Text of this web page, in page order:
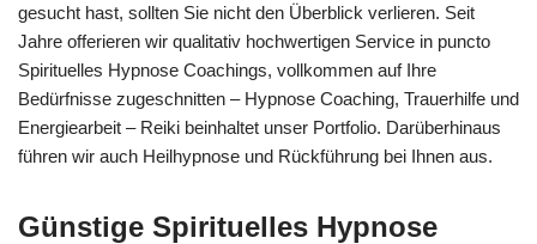
gesucht hast, sollten Sie nicht den Überblick verlieren. Seit
Jahre offerieren wir qualitativ hochwertigen Service in puncto
Spirituelles Hypnose Coachings, vollkommen auf Ihre
Bedürfnisse zugeschnitten – Hypnose Coaching, Trauerhilfe und
Energiearbeit – Reiki beinhaltet unser Portfolio. Darüberhinaus
führen wir auch Heilhypnose und Rückführung bei Ihnen aus.
Günstige Spirituelles Hypnose